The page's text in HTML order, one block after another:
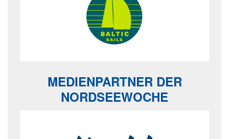
MEDIENPARTNER DER
NORDSEEWOCHE